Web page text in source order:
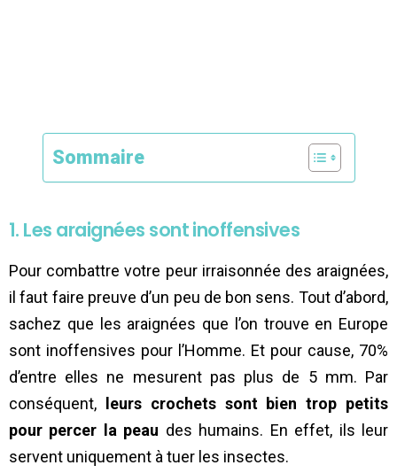
Sommaire
1. Les araignées sont inoffensives
Pour combattre votre peur irraisonnée des araignées,
il faut faire preuve d’un peu de bon sens. Tout d’abord,
sachez que les araignées que l’on trouve en Europe
sont inoffensives pour l’Homme. Et pour cause, 70%
d’entre elles ne mesurent pas plus de 5 mm. Par
conséquent,
leurs crochets sont bien trop petits
pour percer la peau des humains. En effet, ils leur
servent uniquement à tuer les insectes.